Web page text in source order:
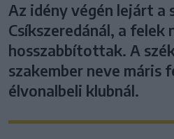
Az idény végén lejárt a
Csíkszeredánál, a felek
hosszabbítottak. A
szakember neve máris
élvonalbeli klubnál.